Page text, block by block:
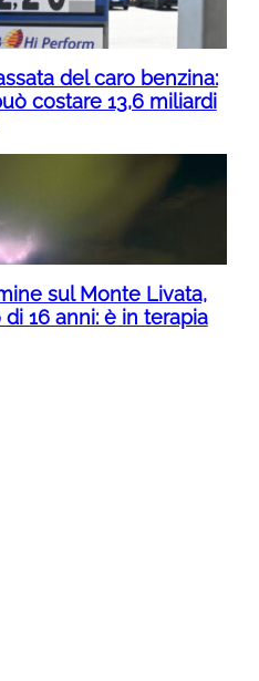
del caro benzina:
costare 13,6 miliardi
sul Monte Livata,
16 anni: è in terapia